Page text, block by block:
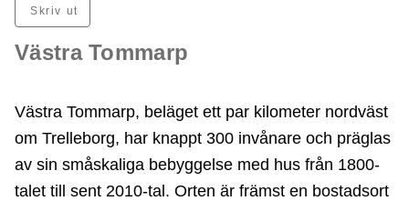
Skriv ut
Västra Tommarp
Västra Tommarp, beläget ett par kilometer nordväst
om Trelleborg, har knappt 300 invånare och präglas
av sin småskaliga bebyggelse med hus från 1800-
talet till sent 2010-tal. Orten är främst en bostadsort